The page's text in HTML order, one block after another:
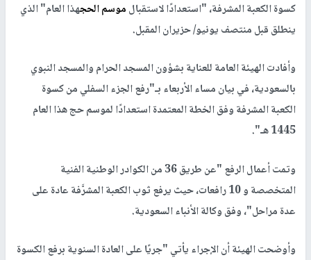
كسوة الكعبة المشرفة، "استعدادًا لاستقبالموسم الحجهذا العام" الذي
ينطلق قبل منتصف يونيو/ حزيران المقبل.
وأفادت الهيئة العامة للعناية بشؤون المسجد الحرام والمسجد النبوي
بالسعودية، في بيان مساء الأربعاء بـ"رفع الجزء السفلي من كسوة
الكعبة المشرفة وفق الخطة المعتمدة استعدادًا لموسم حج هذا العام
1445 هـ".
وتمت أعمال الرفع "عن طريق 36 من الكوادر الوطنية الفنية
المتخصصة و 10 رافعات، حيث يرفع ثوب الكعبة المشرَّفة عادة على
عدة مراحل"، وفق وكالة الأنباء السعودية.
وأوضحت الهيئة أن الإجراء يأتي "جريًا على العادة السنوية برفع الكسوة